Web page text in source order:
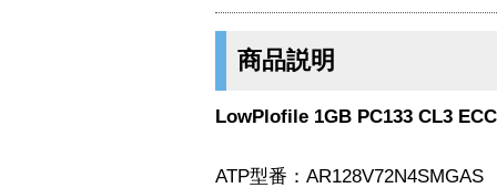
商品説明
LowPlofile 1GB PC133 CL3
ATP型番：AR128V72N4SMGAS